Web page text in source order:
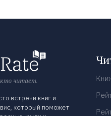
кто читает.
встречи книг и
который поможет